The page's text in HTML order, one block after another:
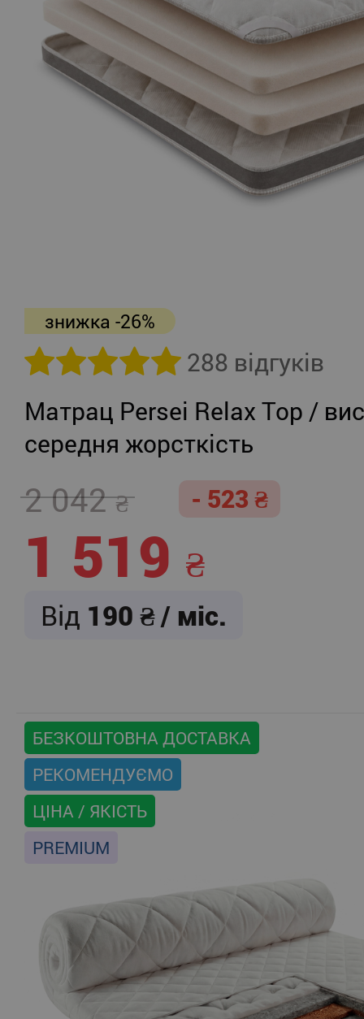
знижка -26%
288 відгуків
Матрац Persei Relax Top /
середня жорсткість
2 042 - 523
1 519
Від 190 / міс.
БЕЗКОШТОВНА ДОСТАВКА
РЕКОМЕНДУЄМО
ЦІНА / ЯКІСТЬ
PREMIUM